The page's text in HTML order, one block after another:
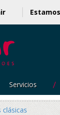
venir
Servicios
clásicas